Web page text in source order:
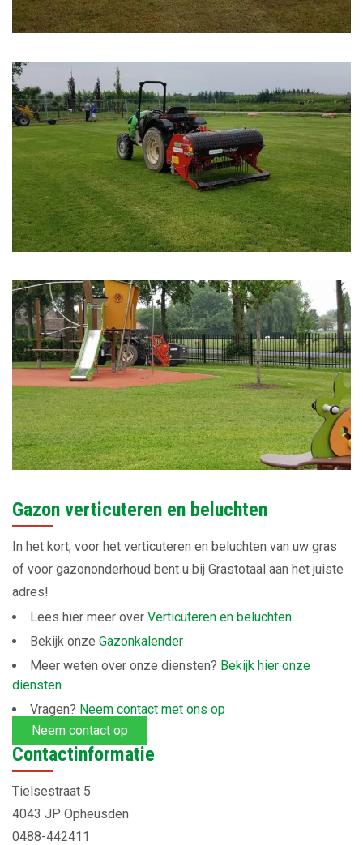
Gazon verticuteren en beluchten
In het kort; voor het verticuteren en beluchten van uw gras
of voor gazononderhoud bent u bij Grastotaal aan het juiste
adres!
Lees hier meer over Verticuteren en beluchten
Bekijk onze Gazonkalender
Meer weten over onze diensten? Bekijk hier onze
diensten
Vragen? Neem contact met ons op
Neem contact op
Contactinformatie
Tielsestraat 5
4043 JP Opheusden
0488-442411